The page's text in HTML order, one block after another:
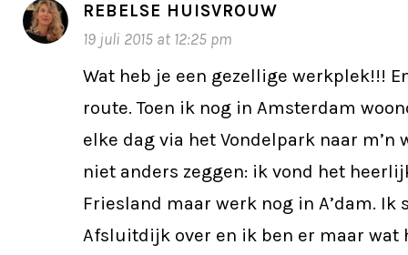
REBELSE HUISVROUW
19 juli 2015 at 12:25 pm
Wat heb je een gezellige werkplek!!!
route. Toen ik nog in Amsterdam
elke dag via het Vondelpark naar m’n
niet anders zeggen: ik vond het
Friesland maar werk nog in A’dam. Ik
Afsluitdijk over en ik ben er maar wat